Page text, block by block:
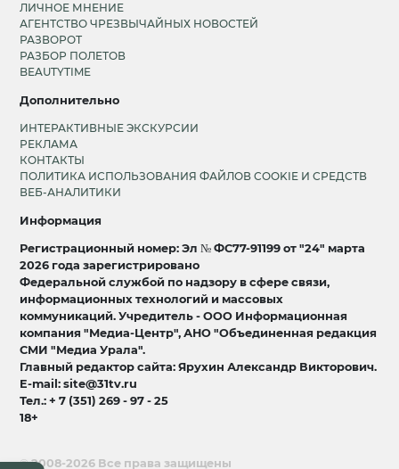
ЛИЧНОЕ МНЕНИЕ
АГЕНТСТВО ЧРЕЗВЫЧАЙНЫХ НОВОСТЕЙ
РАЗВОРОТ
РАЗБОР ПОЛЕТОВ
BEAUTYTIME
Дополнительно
ИНТЕРАКТИВНЫЕ ЭКСКУРСИИ
РЕКЛАМА
КОНТАКТЫ
ПОЛИТИКА ИСПОЛЬЗОВАНИЯ ФАЙЛОВ COOKIE И СРЕДСТВ
ВЕБ-АНАЛИТИКИ
Информация
Регистрационный номер: Эл № ФС77-91199 от "24" марта
2026 года зарегистрировано
Федеральной службой по надзору в сфере связи,
информационных технологий и массовых
коммуникаций. Учредитель - ООО Информационная
компания "Медиа-Центр", АНО "Объединенная редакция
СМИ "Медиа Урала".
Главный редактор сайта: Ярухин Александр Викторович.
E-mail: site@31tv.ru
Тел.: + 7 (351) 269 - 97 - 25
18+
© 2008-2026 Все права защищены